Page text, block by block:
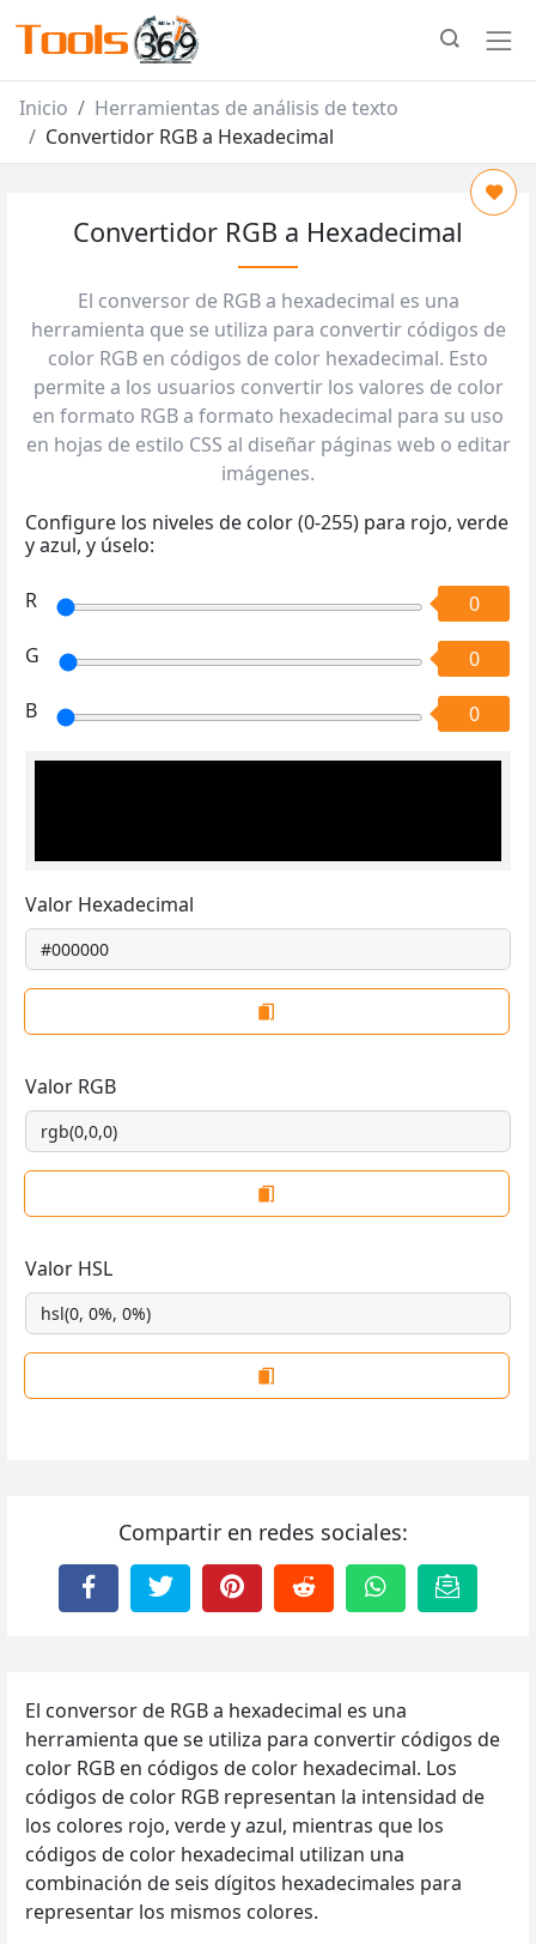
Inicio
Herramientas de análisis de texto
Convertidor RGB a Hexadecimal
Convertidor RGB a Hexadecimal
El conversor de RGB a hexadecimal es una
herramienta que se utiliza para convertir códigos de
color RGB en códigos de color hexadecimal. Esto
permite a los usuarios convertir los valores de color
en formato RGB a formato hexadecimal para su uso
en hojas de estilo CSS al diseñar páginas web o editar
imágenes.
Configure los niveles de color (0-255) para rojo, verde
y azul, y úselo:
R
0
G
0
B
0
Valor Hexadecimal
Valor RGB
Valor HSL
Compartir en redes sociales:
El conversor de RGB a hexadecimal es una
herramienta que se utiliza para convertir códigos de
color RGB en códigos de color hexadecimal. Los
códigos de color RGB representan la intensidad de
los colores rojo, verde y azul, mientras que los
códigos de color hexadecimal utilizan una
combinación de seis dígitos hexadecimales para
representar los mismos colores.